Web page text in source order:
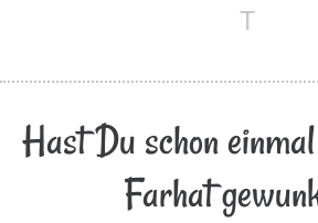
T
Hast Du schon
Farhat